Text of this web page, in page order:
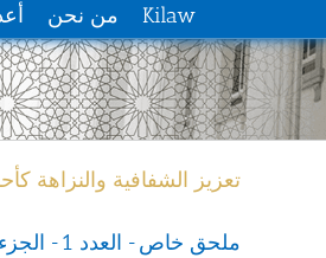
Kilaw من نحن
تعزيز الشفافية والنزاهة
ملحق خاص - العدد 1 - الجزء الاول - مايو 2016